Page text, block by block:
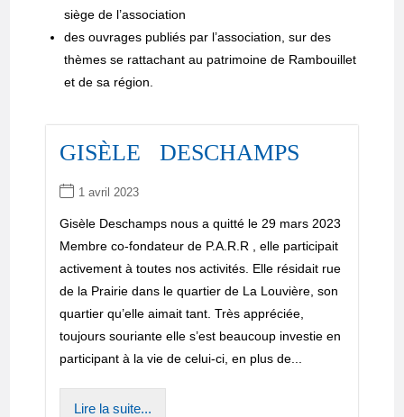
siège de l’association
des ouvrages publiés par l’association, sur des
thèmes se rattachant au patrimoine de Rambouillet
et de sa région.
GISÈLE DESCHAMPS
1 avril 2023
Gisèle Deschamps nous a quitté le 29 mars 2023
Membre co-fondateur de P.A.R.R , elle participait
activement à toutes nos activités. Elle résidait rue
de la Prairie dans le quartier de La Louvière, son
quartier qu’elle aimait tant. Très appréciée,
toujours souriante elle s’est beaucoup investie en
participant à la vie de celui-ci, en plus de...
Lire la suite...